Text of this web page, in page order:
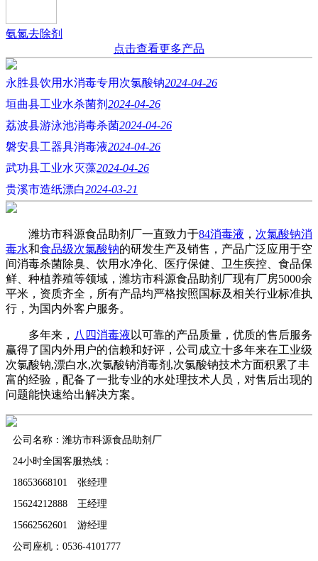
氨氮去除剂
点击查看更多产品
永胜县饮用水消毒专用次氯酸钠2024-04-26
垣曲县工业水杀菌剂 2024-04-26
荔波县游泳池消毒杀菌2024-04-26
磐安县工器具消毒液2024-04-26
武功县工业水灭藻2024-04-26
贵溪市造纸漂白2024-03-21
潍坊市科源食品助剂厂一直致力于84消毒液 ， 次氯酸钠消
毒水和食品级次氯酸钠的研发生产及销售，产品广泛应用于空
间消毒杀菌除臭、饮用水净化、医疗保健、卫生疾控、食品保
鲜、种植养殖等领域，潍坊市科源食品助剂厂现有厂房5000余
平米，资质齐全，所有产品均严格按照国标及相关行业标准执
行，为国内外客户服务。
多年来， 八四消毒液 以可靠的产品质量，优质的售后服务
赢得了国内外用户的信赖和好评，公司成立十多年来在工业级
次氯酸钠,漂白水,次氯酸钠消毒剂,次氯酸钠技术方面积累了丰
富的经验，配备了一批专业的水处理技术人员，对售后出现的
问题能快速给出解决方案。
公司名称：潍坊市科源食品助剂厂
24小时全国客服热线：
18653668101 张经理
15624212888 王经理
15662562601 游经理
公司座机：0536-4101777